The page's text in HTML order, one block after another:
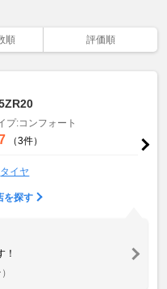
順 評価順
プ:コンフォート
（3件）
タイヤ
を探す
！